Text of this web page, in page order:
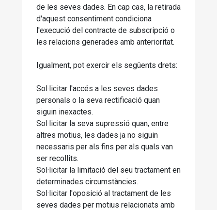
de les seves dades. En cap cas, la retirada
d'aquest consentiment condiciona
l'execució del contracte de subscripció o
les relacions generades amb anterioritat.
Igualment, pot exercir els següents drets:
Sol·licitar l'accés a les seves dades
personals o la seva rectificació quan
siguin inexactes.
Sol·licitar la seva supressió quan, entre
altres motius, les dades ja no siguin
necessaris per als fins per als quals van
ser recollits.
Sol·licitar la limitació del seu tractament en
determinades circumstàncies.
Sol·licitar l'oposició al tractament de les
seves dades per motius relacionats amb